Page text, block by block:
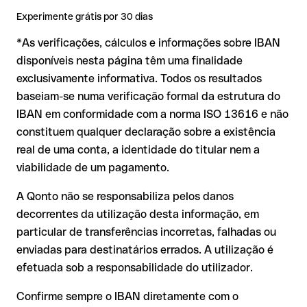
IBAN formalmente válido mas incorreto:
forma outra combinação formalmente válida, a
transferência é executada para uma conta alheia. Nesse
caso:
O banco destinatário é obrigado a colaborar na
recuperação dos fundos
A sua instituição pode iniciar um processo de reclamação a
seu pedido
A devolução não está garantida, especialmente se o
Em transferências internacionais fora da área SEPA, a
recuperação é consideravelmente mais complexa e implica
comissões adicionais
Recomendação : verifique sempre o IBAN antes de uma
transferência com o nosso IBAN Checker gratuito e, em caso
precaução é especialmente importante com montantes
Experimente grátis por 30 dias
*As verificações, cálculos e informações sobre IBAN
disponíveis nesta página têm uma finalidade
exclusivamente informativa. Todos os resultados
baseiam-se numa verificação formal da estrutura do
IBAN em conformidade com a norma ISO 13616 e não
constituem qualquer declaração sobre a existência
real de uma conta, a identidade do titular nem a
viabilidade de um pagamento.
A Qonto não se responsabiliza pelos danos
decorrentes da utilização desta informação, em
particular de transferências incorretas, falhadas ou
enviadas para destinatários errados. A utilização é
efetuada sob a responsabilidade do utilizador.
Confirme sempre o IBAN diretamente com o